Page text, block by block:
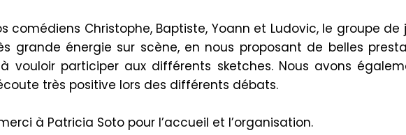
comédiens Christophe, Baptiste, Yoann et Ludovic, le groupe
grande énergie sur scène, en nous proposant de belles
à vouloir participer aux différents sketches. Nous avons
très positive lors des différents débats.
à Patricia Soto pour l’accueil et l’organisation.